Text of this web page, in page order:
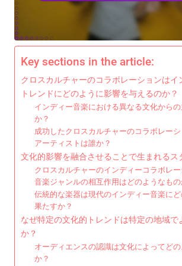
Key sections in the article:
クロスカルチャーのコラボレーションはイ
トレンドにどのように影響を与えるのか？
インディー音楽における異なる文化から
か？
成功したクロスカルチャーのコラボレー
アーティストは誰か？
文化的影響を融合させることで生まれるス
クロスカルチャーのインディーコラボレ
音楽ジャンルの相互作用はどのようなもの
伝統的な楽器は現代のインディー音楽に
果たすか？
なぜ特定の文化的トレンドは特定の地域で
か？
オーディエンスの認識は文化によってど
か？